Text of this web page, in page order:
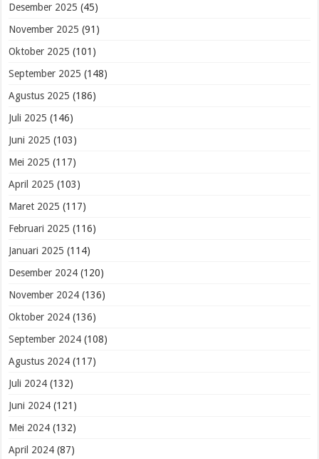
Desember 2025 (45)
November 2025 (91)
Oktober 2025 (101)
September 2025 (148)
Agustus 2025 (186)
Juli 2025 (146)
Juni 2025 (103)
Mei 2025 (117)
April 2025 (103)
Maret 2025 (117)
Februari 2025 (116)
Januari 2025 (114)
Desember 2024 (120)
November 2024 (136)
Oktober 2024 (136)
September 2024 (108)
Agustus 2024 (117)
Juli 2024 (132)
Juni 2024 (121)
Mei 2024 (132)
April 2024 (87)